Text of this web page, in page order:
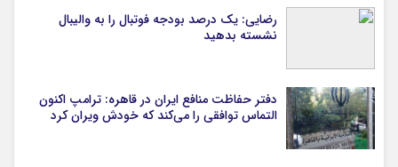
رضایی: یک درصد بودجه فوتبال را به والیبال
نشسته بدهید
دفتر حفاظت منافع ایران در قاهره: ترامپ اکنون
التماس توافقی را می‌کند که خودش ویران کرد